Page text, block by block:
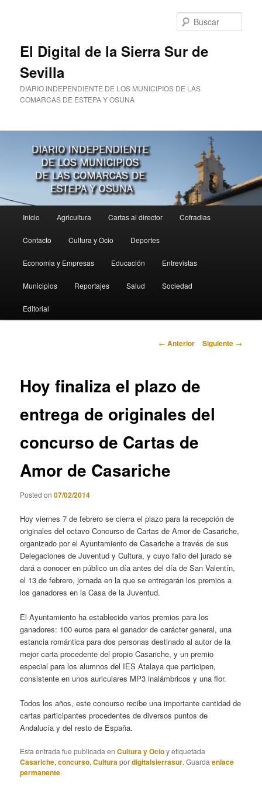
El Digital de la Sierra Sur de
Sevilla
DIARIO INDEPENDIENTE DE LOS MUNICIPIOS DE LAS
COMARCAS DE ESTEPA Y OSUNA
principal
Inicio Agricultura Cartas al director Cofradias
Contacto Cultura y Ocio Deportes
Economia y Empresas Educación Entrevistas
Municipios Reportajes Salud Sociedad
Editorial
Navegación
← Anterior Siguiente →
Hoy finaliza el plazo de
entrega de originales del
concurso de Cartas de
Amor de Casariche
Posted on07/02/2014
Hoy viernes 7 de febrero se cierra el plazo para la recepción de
originales del octavo Concurso de Cartas de Amor de Casariche,
organizado por el Ayuntamiento de Casariche a través de sus
Delegaciones de Juventud y Cultura, y cuyo fallo del jurado se
dará a conocer en público un día antes del día de San Valentín,
el 13 de febrero, jornada en la que se entregarán los premios a
los ganadores en la Casa de la Juventud.
El Ayuntamiento ha establecido varios premios para los
ganadores: 100 euros para el ganador de carácter general, una
estancia romántica para dos personas destinado al autor de la
mejor carta procedente del propio Casariche, y un premio
especial para los alumnos del IES Atalaya que participen,
consistente en unos auriculares MP3 inalámbricos y una flor.
Todos los años, este concurso recibe una importante cantidad de
cartas participantes procedentes de diversos puntos de
Andalucía y del resto de España.
Esta entrada fue publicada enCultura y Ocioy etiquetada
Casariche,concurso,Culturapordigitalsierrasur. Guardaenlace
permanente.